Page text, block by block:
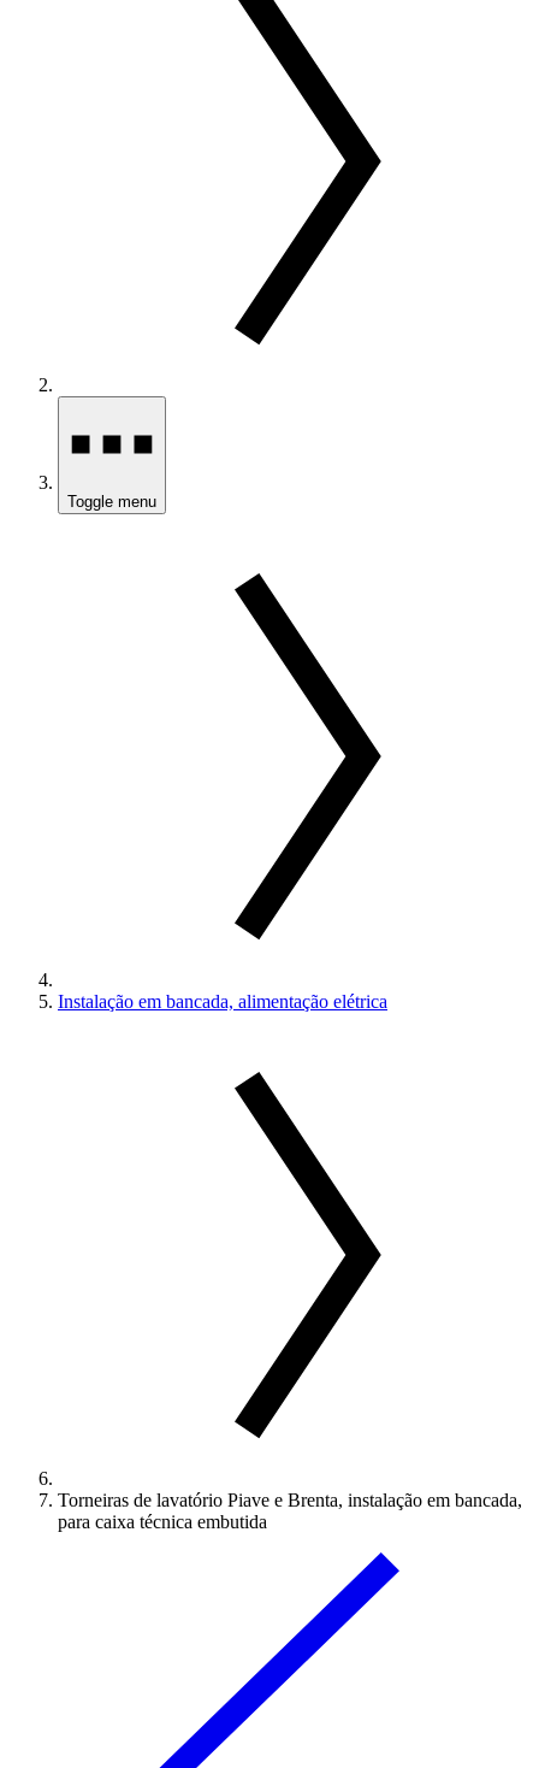
Toggle menu
Instalação em bancada, alimentação elétrica
Torneiras de lavatório Piave e Brenta, instalação em bancada,
para caixa técnica embutida